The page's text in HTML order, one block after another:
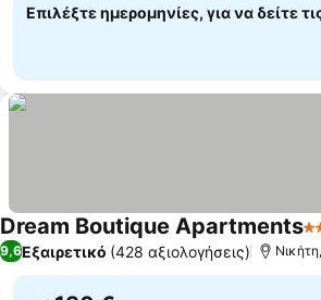
Επιλέξτε ημερομηνίες, για να δείτε
Dream Boutique Apartments3
9,6Εξαιρετικό (428 αξιολογήσεις)